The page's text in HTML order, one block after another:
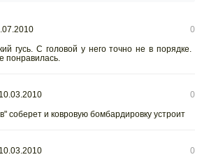
0
гусь. С головой у него точно не в порядке.
понравилась.
0
соберет и ковровую бомбардировку устроит
0